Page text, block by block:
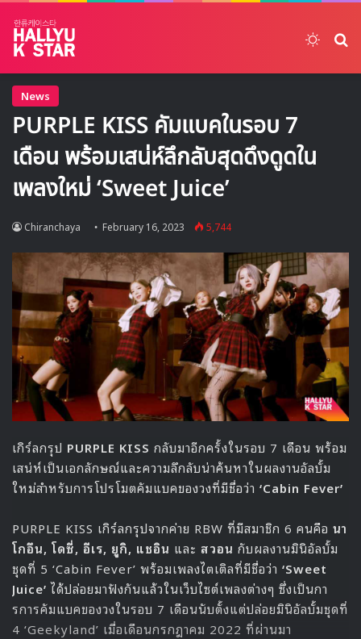
News
PURPLE KISS คัมแบคในรอบ 7
เดือน พร้อมเสน่ห์ลึกลับสุดดึงดูดใน
เพลงใหม่ ‘Sweet Juice’
Chiranchaya February 16, 2023 5,744
เกิร์ลกรุป PURPLE KISS กลับมาอีกครั้งในรอบ 7 เดือน พร้อม
เสน่ห์เป็นเอกลักษณ์และความลึกลับน่าค้นหาในผลงานอัลบั้ม
ใหม่สำหรับการโปรโมตคัมแบคของวงที่มีชื่อว่า ‘Cabin Fever’
PURPLE KISS เกิร์ลกรุปจากค่าย RBW ที่มีสมาชิก 6 คนคือ นา
โกอึน, โดซี่, อีเร, ยูกิ, แชอิน และ สวอน กับผลงานมินิอัลบั้ม
ชุดที่ 5 ‘Cabin Fever’ พร้อมเพลงไตเติลที่มีชื่อว่า ‘Sweet
Juice’ ได้ปล่อยมาฟังกันแล้วในเว็บไซต์เพลงต่างๆ ซึ่งเป็นกา
รการคัมแบคของวงในรอบ 7 เดือนนับตั้งแต่ปล่อยมินิอัลบั้มชุดที่
4 ‘Geekyland’ เมื่อเดือนกรกฎาคม 2022 ที่ผ่านมา